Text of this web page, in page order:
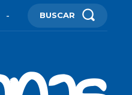
- BUSCAR